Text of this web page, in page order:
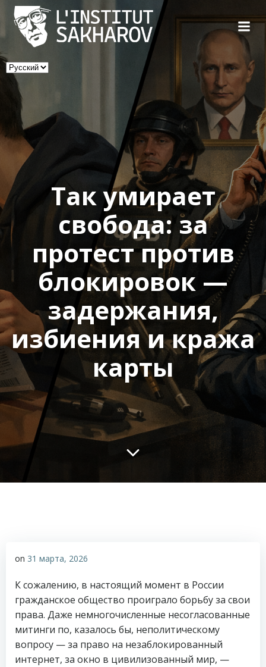
to
content
Выбрать
язык
Так умирает
свобода: за
протест против
блокировок —
задержания,
избиения и кража
карты
on 31 марта, 2026
К сожалению, в настоящий момент в России
гражданское общество проиграло борьбу за свои
права. Даже немногочисленные несогласованные
митинги по, казалось бы, неполитическому
вопросу — за право на незаблокированный
интернет, за окно в цивилизованный мир, —